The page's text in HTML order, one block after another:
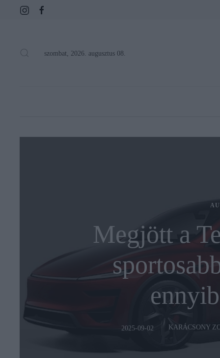
szombat, 2026. augusztus 08.
Megjött a
2025-09-02 KARÁCSONY